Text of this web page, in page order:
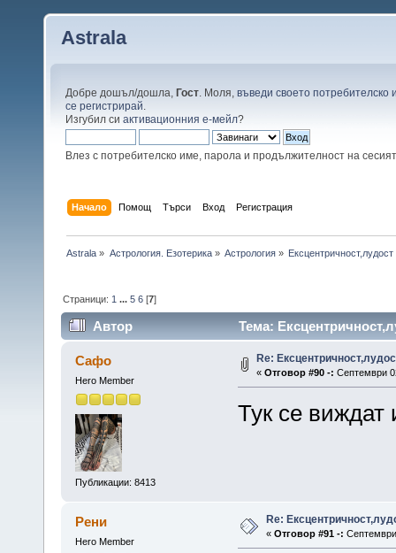
Astrala
Добре дошъл/дошла, Гост . Моля, въведи своето потребителско
се регистрирай
Изгубил си активационния е-мейл?
Влез с потребителско име, парола и продължителност на
Начало Помощ Търси Вход Регистрация
Astrala » Астрология. Езотерика» Астрология»
Страници: 1 ...5 6 [7]
Автор Тема:
Сафо
Hero Member
Публикации: 8413
Re:
« Отговор #90 -: Септември
Тук се виждат
Рени
Hero Member
Re:
« Отговор #91 -: